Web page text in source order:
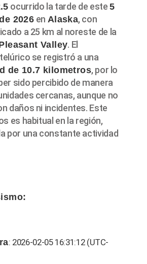
ocurrido la tarde de este5
2026 en Alaska, con
a 25 km al noreste de la
Valley. El
se registró a una
de 10.7 kilometros, por lo
sido percibido de manera
cercanas, aunque no
daños ni incidentes. Este
es habitual en la región,
por una constante actividad
: 2026-02-05 16:31:12 (UTC-